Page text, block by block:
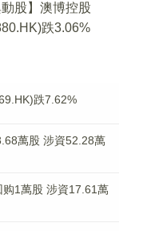
動股】澳博控股
跌3.06%
跌7.62%
萬股 涉資52.28萬
1萬股 涉資17.61萬